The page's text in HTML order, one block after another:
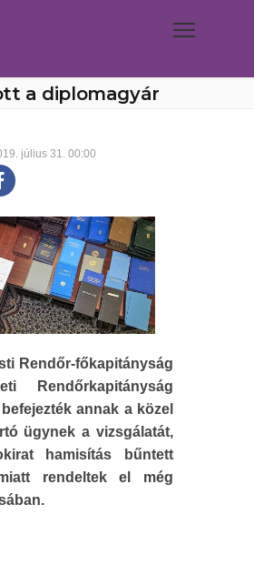
a diplomagyár
július 31. 00:00
Rendőr-főkapitányság
Rendőrkapitányság
annak a közel
ügynek a vizsgálatát,
hamisítás bűntett
rendeltek el még